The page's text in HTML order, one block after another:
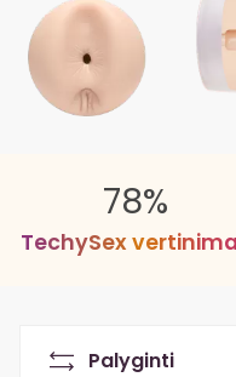
78%
TechySex vertinima
Palyginti